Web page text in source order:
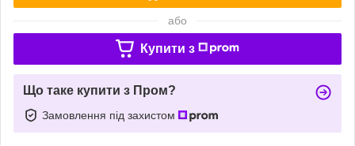
або
Купити з
Що таке купити з Пром?
Замовлення під захистом